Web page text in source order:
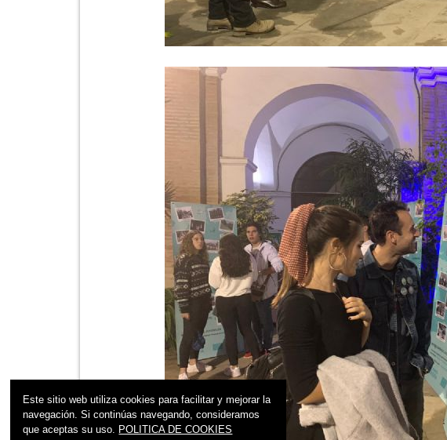
Este sitio web utiliza cookies para facilitar y mejorar la
navegación. Si continúas navegando, consideramos
que aceptas su uso. POLITICA DE COOKIES